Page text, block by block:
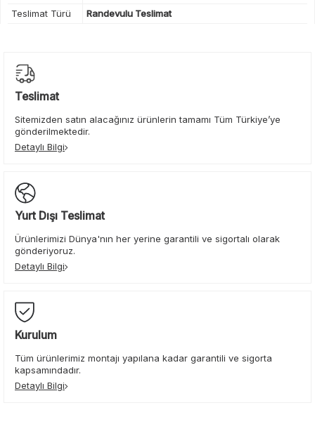
Teslimat Türü
Randevulu Teslimat
Teslimat
Sitemizden satın alacağınız ürünlerin tamamı Tüm Türkiye’ye
gönderilmektedir.
Detaylı Bilgi
Yurt Dışı Teslimat
Ürünlerimizi Dünya'nın her yerine garantili ve sigortalı olarak
gönderiyoruz.
Detaylı Bilgi
Kurulum
Tüm ürünlerimiz montajı yapılana kadar garantili ve sigorta
kapsamındadır.
Detaylı Bilgi